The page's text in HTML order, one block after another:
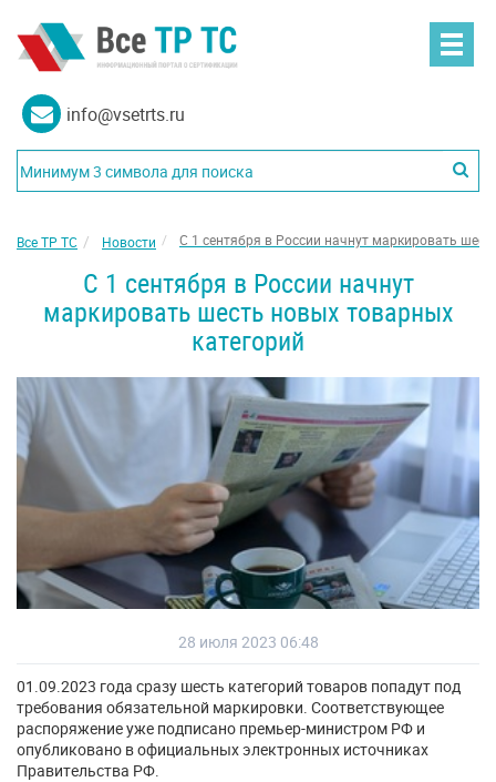
info@vsetrts.ru
Все ТР ТС Новости С 1 сентября в России начнут маркировать
С 1 сентября в России начнут
маркировать шесть новых товарных
категорий
28 июля 2023 06:48
01.09.2023 года сразу шесть категорий товаров попадут под
требования обязательной маркировки. Соответствующее
распоряжение уже подписано премьер-министром РФ и
опубликовано в официальных электронных источниках
Правительства РФ.